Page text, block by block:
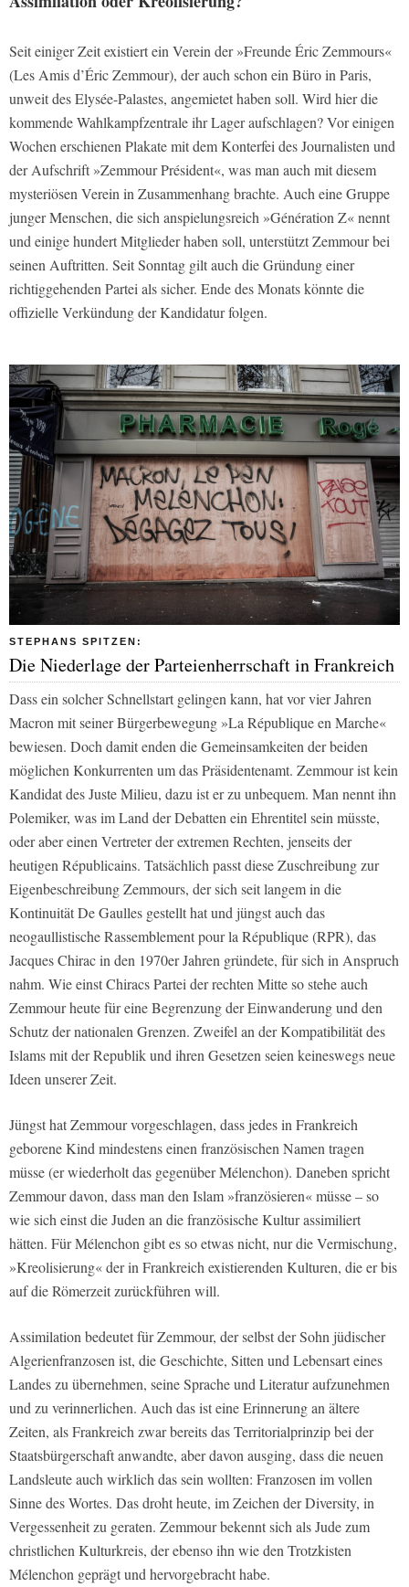
Seit einiger Zeit existiert ein Verein der »Freunde Éric Zemmours«
(Les Amis d’Éric Zemmour), der auch schon ein Büro in Paris,
unweit des Elysée-Palastes, angemietet haben soll. Wird hier die
kommende Wahlkampfzentrale ihr Lager aufschlagen? Vor einigen
Wochen erschienen Plakate mit dem Konterfei des Journalisten und
der Aufschrift »Zemmour Président«, was man auch mit diesem
mysteriösen Verein in Zusammenhang brachte. Auch eine Gruppe
junger Menschen, die sich anspielungsreich »Génération Z« nennt
und einige hundert Mitglieder haben soll, unterstützt Zemmour bei
seinen Auftritten. Seit Sonntag gilt auch die Gründung einer
richtiggehenden Partei als sicher. Ende des Monats könnte die
offizielle Verkündung der Kandidatur folgen.
STEPHANS SPITZEN:
Die Niederlage der Parteienherrschaft in Frankreich
Dass ein solcher Schnellstart gelingen kann, hat vor vier Jahren
Macron mit seiner Bürgerbewegung »La République en Marche«
bewiesen. Doch damit enden die Gemeinsamkeiten der beiden
möglichen Konkurrenten um das Präsidentenamt. Zemmour ist kein
Kandidat des Juste Milieu, dazu ist er zu unbequem. Man nennt ihn
Polemiker, was im Land der Debatten ein Ehrentitel sein müsste,
oder aber einen Vertreter der extremen Rechten, jenseits der
heutigen Républicains. Tatsächlich passt diese Zuschreibung zur
Eigenbeschreibung Zemmours, der sich seit langem in die
Kontinuität De Gaulles gestellt hat und jüngst auch das
neogaullistische Rassemblement pour la République (RPR), das
Jacques Chirac in den 1970er Jahren gründete, für sich in Anspruch
nahm. Wie einst Chiracs Partei der rechten Mitte so stehe auch
Zemmour heute für eine Begrenzung der Einwanderung und den
Schutz der nationalen Grenzen. Zweifel an der Kompatibilität des
Islams mit der Republik und ihren Gesetzen seien keineswegs neue
Ideen unserer Zeit.
Jüngst hat Zemmour vorgeschlagen, dass jedes in Frankreich
geborene Kind mindestens einen französischen Namen tragen
müsse (er wiederholt das gegenüber Mélenchon). Daneben spricht
Zemmour davon, dass man den Islam »französieren« müsse – so
wie sich einst die Juden an die französische Kultur assimiliert
hätten. Für Mélenchon gibt es so etwas nicht, nur die Vermischung,
»Kreolisierung« der in Frankreich existierenden Kulturen, die er bis
auf die Römerzeit zurückführen will.
Assimilation bedeutet für Zemmour, der selbst der Sohn jüdischer
Algerienfranzosen ist, die Geschichte, Sitten und Lebensart eines
Landes zu übernehmen, seine Sprache und Literatur aufzunehmen
und zu verinnerlichen. Auch das ist eine Erinnerung an ältere
Zeiten, als Frankreich zwar bereits das Territorialprinzip bei der
Staatsbürgerschaft anwandte, aber davon ausging, dass die neuen
Landsleute auch wirklich das sein wollten: Franzosen im vollen
Sinne des Wortes. Das droht heute, im Zeichen der Diversity, in
Vergessenheit zu geraten. Zemmour bekennt sich als Jude zum
christlichen Kulturkreis, der ebenso ihn wie den Trotzkisten
Mélenchon geprägt und hervorgebracht habe.